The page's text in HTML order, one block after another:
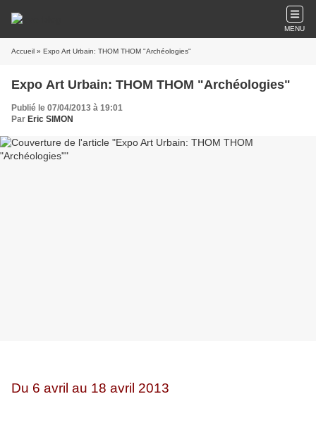
MENU
Accueil » Expo Art Urbain: THOM THOM "Archéologies"
Expo Art Urbain: THOM THOM "Archéologies"
Publié le 07/04/2013 à 19:01
Par Eric SIMON
Du 6 avril au 18 avril 2013